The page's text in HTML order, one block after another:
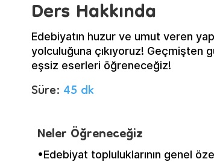
Ders Hakkında
Edebiyatın huzur ve umut veren
yolculuğuna çıkıyoruz! Geçmişten
eşsiz eserleri öğreneceğiz!
Süre:45 dk
Neler Öğreneceğiz
•Edebiyat topluluklarının genel